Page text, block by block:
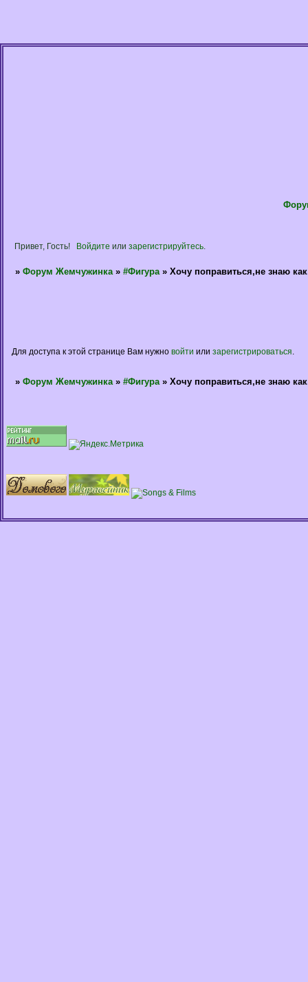
Привет, Гость! Войдите или зарегистрируйтесь.
» Форум Жемчужинка » #Фигура » Хочу поправиться,не знаю
Для доступа к этой странице Вам нужно войти или зарегистрироваться
» Форум Жемчужинка » #Фигура » Хочу поправиться,не знаю